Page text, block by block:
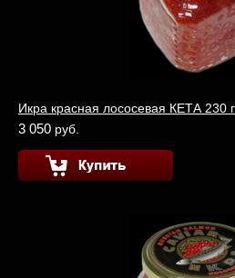
Икра красная лососевая КЕТА 230
3 050 руб.